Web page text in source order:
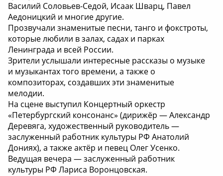
Василий Соловьев-Седой, Исаак Шварц, Павел
Аедоницкий и многие другие.
Прозвучали знаменитые песни, танго и фокстроты,
которые любили в залах, садах и парках
Ленинграда и всей России.
Зрители услышали интересные рассказы о музыке
и музыкантах того времени, а также о
композиторах, создавших эти знаменитые
мелодии.
На сцене выступил Концертный оркестр
«Петербургский консонанс» (дирижёр — Александр
Деревяга, художественный руководитель —
заслуженный работник культуры РФ Анатолий
Дониях), а также актёр и певец Олег Усенко.
Ведущая вечера — заслуженный работник
культуры РФ Лариса Воронцовская.